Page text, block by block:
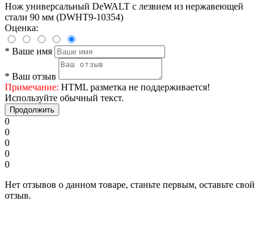
Нож универсальный DeWALT с лезвием из нержавеющей
стали 90 мм (DWHT9-10354)
Оценка:
* Ваше имя
* Ваш отзыв
Примечание: HTML разметка не поддерживается!
Используйте обычный текст.
Продолжить
0
0
0
0
0
Нет отзывов о данном товаре, станьте первым, оставьте свой
отзыв.